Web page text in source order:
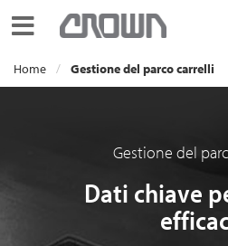
Toggle navigation
Home Gestione del parco carrelli
Gestione del
Dati chiave